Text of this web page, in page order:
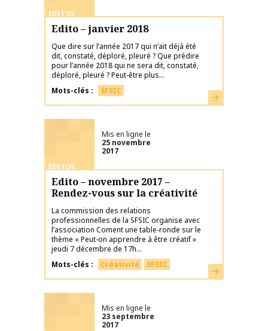
ÉDITOS
Edito – janvier 2018
Que dire sur l’année 2017 qui n’ait déjà été
dit, constaté, déploré, pleuré ? Que prédire
pour l’année 2018 qui ne sera dit, constaté,
déploré, pleuré ? Peut-être plus...
Mots-clés
SFSIC En savoir plus
ÉDITOS
Mis en ligne le
25 novembre
2017
Edito – novembre 2017 –
Rendez-vous sur la créativité
La commission des relations
professionnelles de la SFSIC organise avec
l’association Coment une table-ronde sur le
thème « Peut-on apprendre à être créatif »
jeudi 7 décembre de 17h...
Mots-clés
Créativité SFSIC En savoir plus
Mis en ligne le
23 septembre
2017